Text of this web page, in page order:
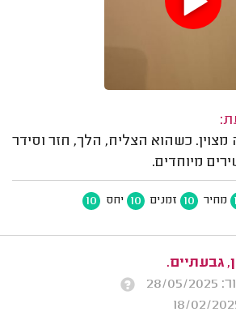
מצוין. כשהוא הצליח, הלך, חזר וסידר
מיוחדים.
מחיר 10 זמנים 10 יחס 10
גבעתיים.
2025